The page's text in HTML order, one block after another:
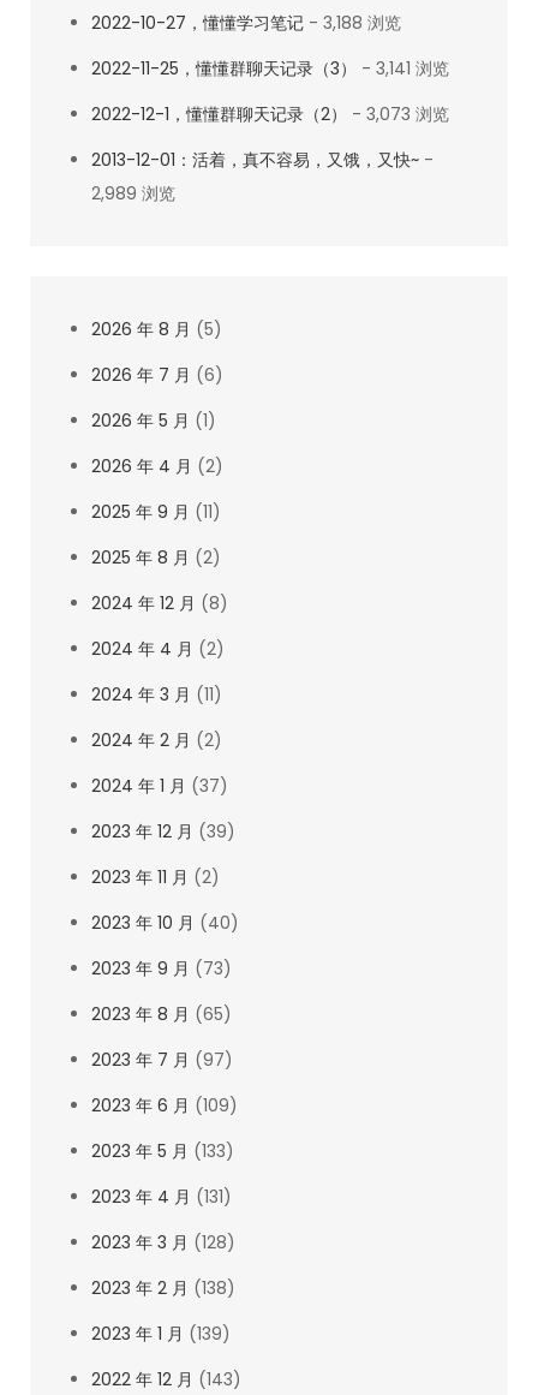
2022-10-27，懂懂学习笔记 - 3,188 浏览
2022-11-25，懂懂群聊天记录（3）
- 3,141 浏览
2022-12-1，懂懂群聊天记录（2）
- 3,073 浏览
2013-12-01：活着，真不容易，又饿，又快~ -
2,989 浏览
2026 年 8 月 (5)
2026 年 7 月 (6)
2026 年 5 月 (1)
2026 年 4 月 (2)
2025 年 9 月 (11)
2025 年 8 月 (2)
2024 年 12 月 (8)
2024 年 4 月 (2)
2024 年 3 月 (11)
2024 年 2 月 (2)
2024 年 1 月 (37)
2023 年 12 月 (39)
2023 年 11 月 (2)
2023 年 10 月 (40)
2023 年 9 月 (73)
2023 年 8 月 (65)
2023 年 7 月 (97)
2023 年 6 月 (109)
2023 年 5 月 (133)
2023 年 4 月 (131)
2023 年 3 月 (128)
2023 年 2 月 (138)
2023 年 1 月 (139)
2022 年 12 月 (143)